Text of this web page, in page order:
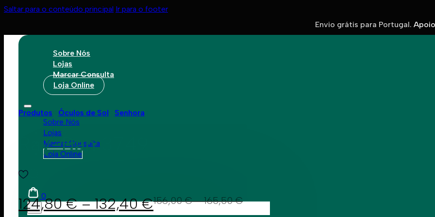
Saltar para o conteúdo principal Ir para o footer
Envio grátis para Portugal.
Sobre Nós
Lojas
Marcar Consulta
Loja Online
Sobre Nós
Lojas
Marcar Consulta
Loja Online
0
Produtos Óculos de Sol Senhora
Ray-Ban 3749
156,00€–165,50€
124,80€–132,40€